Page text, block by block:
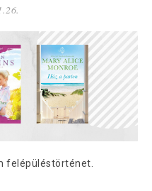
felépüléstörténet.